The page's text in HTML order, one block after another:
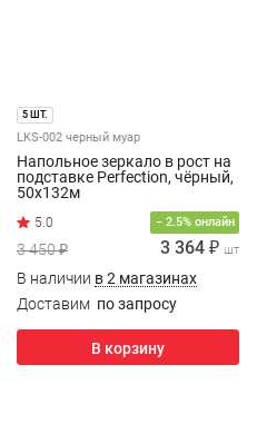
5 ШТ.
LKS-002 черный муар
Напольное зеркало в рост на
подставке Perfection, чёрный,
50x132м
− 2.5% онлайн
3 450 ₽ 3 364 ₽ шт
В наличии в 2 магазинах
Доставим по запросу
В корзину